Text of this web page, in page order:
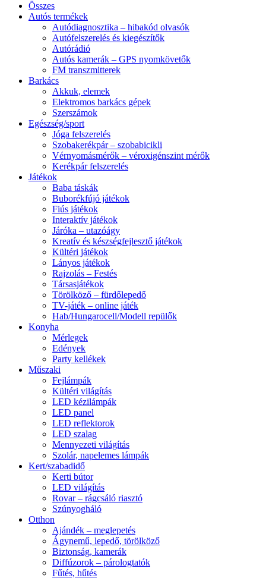
Összes
Autós termékek
Autódiagnosztika – hibakód olvasók
Autófelszerelés és kiegészítők
Autórádió
Autós kamerák – GPS nyomkövetők
FM transzmitterek
Barkács
Akkuk, elemek
Elektromos barkács gépek
Szerszámok
Egészség/sport
Jóga felszerelés
Szobakerékpár – szobabicikli
Vérnyomásmérők – véroxigénszint mérők
Kerékpár felszerelés
Játékok
Baba táskák
Buborékfújó játékok
Fiús játékok
Interaktív játékok
Járóka – utazóágy
Kreatív és készségfejlesztő játékok
Kültéri játékok
Lányos játékok
Rajzolás – Festés
Társasjátékok
Törölköző – fürdőlepedő
TV-játék – online játék
Hab/Hungarocell/Modell repülők
Konyha
Mérlegek
Edények
Party kellékek
Műszaki
Fejlámpák
Kültéri világítás
LED kézilámpák
LED panel
LED reflektorok
LED szalag
Mennyezeti világítás
Szolár, napelemes lámpák
Kert/szabadidő
Kerti bútor
LED világítás
Rovar – rágcsáló riasztó
Szúnyogháló
Otthon
Ajándék – meglepetés
Ágynemű, lepedő, törölköző
Biztonság, kamerák
Diffúzorok – párologtatók
Fűtés, hűtés